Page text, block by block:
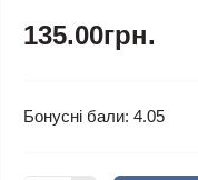
135.00грн.
Бонусні бали: 4.05